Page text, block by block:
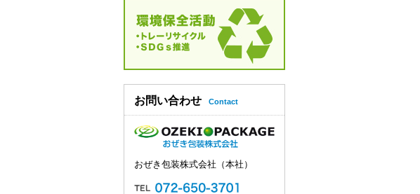
お問い合わせ Contact
おぜき包装株式会社（本社）